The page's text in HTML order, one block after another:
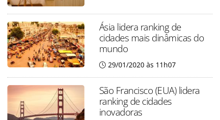
Ásia lidera ranking de
cidades mais dinâmicas do
mundo
29/01/2020 às 11h07
São Francisco (EUA) lidera
ranking de cidades
inovadoras